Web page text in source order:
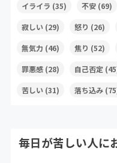
イライラ (35) 不安(69)
寂しい(29) 怒り (26)
無気力 (46) 焦り (52)
罪悪感(28) 自己否定
苦しい(31) 落ち込み
毎日が苦しい人に